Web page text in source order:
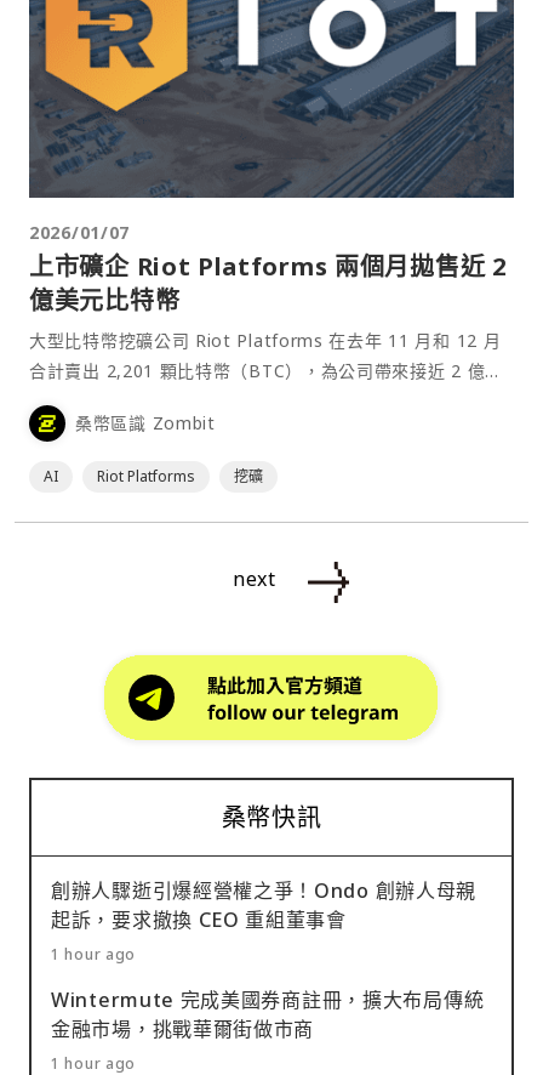
2026/01/07
上市礦企 Riot Platforms 兩個月拋售近 2
億美元比特幣
大型比特幣挖礦公司 Riot Platforms 在去年 11 月和 12 月
合計賣出 2,201 顆比特幣（BTC），為公司帶來接近 2 億美
桑幣區識 Zombit
AI Riot Platforms 挖礦
next
桑幣快訊
創辦人驟逝引爆經營權之爭！Ondo 創辦人母親
起訴，要求撤換 CEO 重組董事會
1 hour ago
Wintermute 完成美國券商註冊，擴大布局傳統
金融市場，挑戰華爾街做市商
1 hour ago